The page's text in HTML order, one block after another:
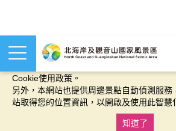
本網站使用cookies等相關技術以持續優化
Cookie使用政策。
另外，本網站也提供周邊景點自動偵測服務
站取得您的位置資訊，以開啟及使用此智慧
知道了